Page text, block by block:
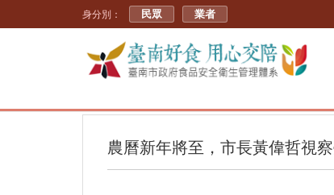
身分別： 民眾 業者
農曆新年將至，市長黃偉哲視